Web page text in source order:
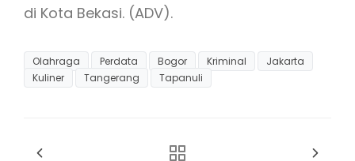
di Kota Bekasi. (ADV).
Olahraga Perdata Bogor Kriminal
Jakarta
Kuliner
Tangerang Tapanuli